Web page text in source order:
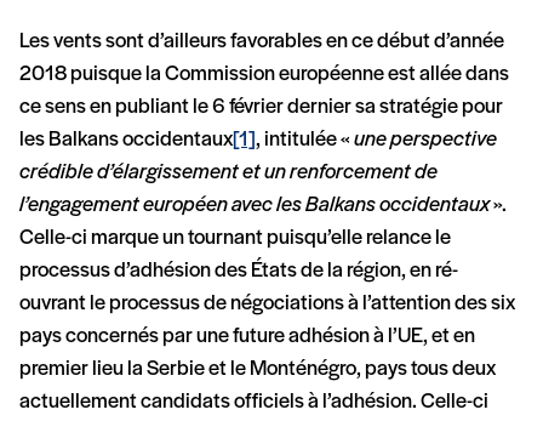
Les vents sont d’ailleurs favorables en ce début d’année
2018 puisque la Commission européenne est allée dans
ce sens en publiant le 6 février dernier sa stratégie pour
les Balkans occidentaux[1], intitulée « une perspective
crédible d’élargissement et un renforcement de
l’engagement européen avec les Balkans occidentaux».
Celle-ci marque un tournant puisqu’elle relance le
processus d’adhésion des États de la région, en ré-
ouvrant le processus de négociations à l’attention des six
pays concernés par une future adhésion à l’UE, et en
premier lieu la Serbie et le Monténégro, pays tous deux
actuellement candidats officiels à l’adhésion. Celle-ci